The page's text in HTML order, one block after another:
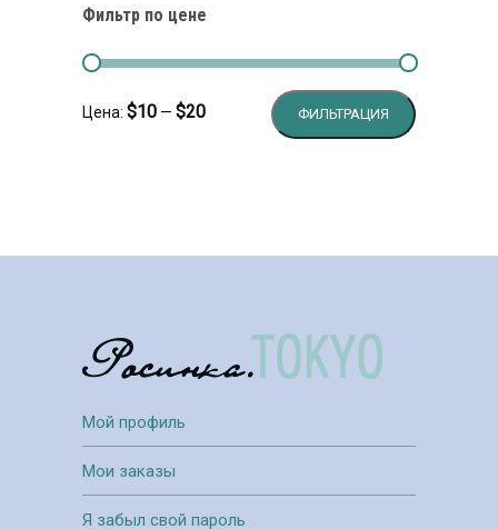
Фильтр по цене
ФИЛЬТРАЦИЯ
Цена: $10 — $20
Мой профиль
Мои заказы
Я забыл свой пароль